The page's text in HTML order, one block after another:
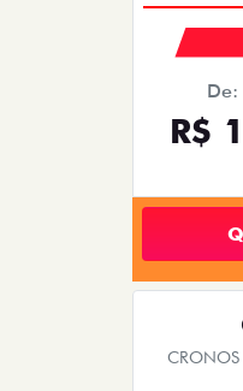
R$
CRONOS